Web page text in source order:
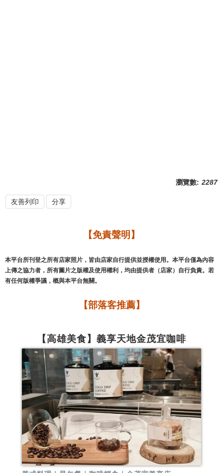
瀏覽數: 2287
友善列印 分享
【免責聲明】
本平台所刊登之所有店家照片，皆由店家自行提供並授權使用。本平台僅為內容
上傳之協力者，所有圖片之版權及使用權利，均由提供者（店家）自行負責。若
有任何版權爭議，概與本平台無關。
【部落客推薦】
【高雄美食】義享天地金茂宜咖啡